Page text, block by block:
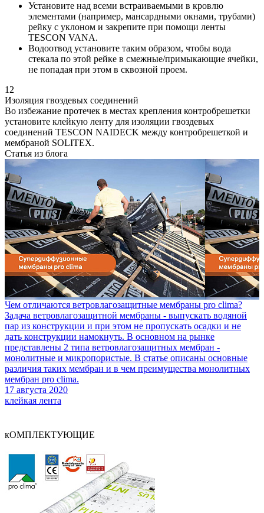
Установите над всеми встраиваемыми в кровлю
элементами (например, мансардными окнами, трубами)
рейку с уклоном и закрепите при помощи ленты
TESCON VANA.
Водоотвод установите таким образом, чтобы вода
стекала по этой рейке в смежные/примыкающие ячейки,
не попадая при этом в сквозной проем.
12
Изоляция гвоздевых соединений
Во избежание протечек в местах крепления контробрешетки
установите клейкую ленту для изоляции гвоздевых
соединений TESCON NAIDECK между контробрешеткой и
мембраной SOLITEX.
Статья из блога
Чем отличаются ветровлагозащитные мембраны pro clima?
Задача ветровлагозащитной мембраны - выпускать водяной
пар из конструкции и при этом не пропускать осадки и не
дать конструкции намокнуть. В основном на рынке
представлены 2 типа ветровлагозащитных мембран -
монолитные и микропористые. В статье описаны основные
различия таких мембран и в чем преимущества монолитных
мембран pro clima.
17 августа 2020
клейкая лента
кОМПЛЕКТУЮЩИЕ